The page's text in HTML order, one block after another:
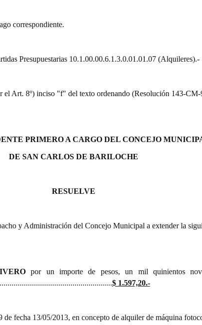
correspondiente.
Presupuestarias 10.1.00.00.6.1.3.0.01.01.07 (Alquileres).-
el Art. 8º) inciso "f" del texto ordenando (Resolución 143-
PRIMERO A CARGO DEL CONCEJO
DE SAN CARLOS DE BARILOCHE
RESUELVE
y Administración del Concejo Municipal a extender la
por un importe de pesos, un mil quinientos
$ 1.597,20.-
de fecha 13/05/2013, en concepto de alquiler de máquina